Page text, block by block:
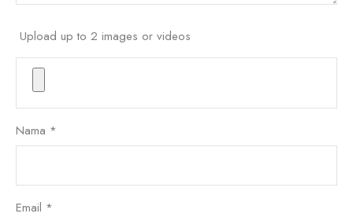
Upload up to 2 images or videos
Nama *
Email *